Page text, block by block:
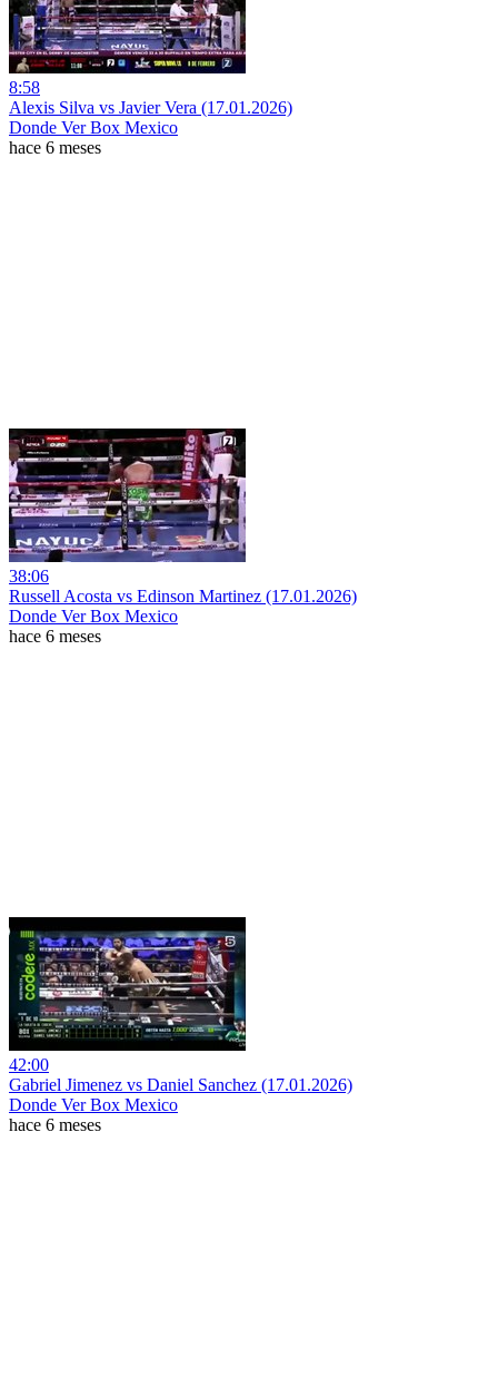
8:58
Alexis Silva vs Javier Vera (17.01.2026)
Donde Ver Box Mexico
hace 6 meses
38:06
Russell Acosta vs Edinson Martinez (17.01.2026)
Donde Ver Box Mexico
hace 6 meses
42:00
Gabriel Jimenez vs Daniel Sanchez (17.01.2026)
Donde Ver Box Mexico
hace 6 meses